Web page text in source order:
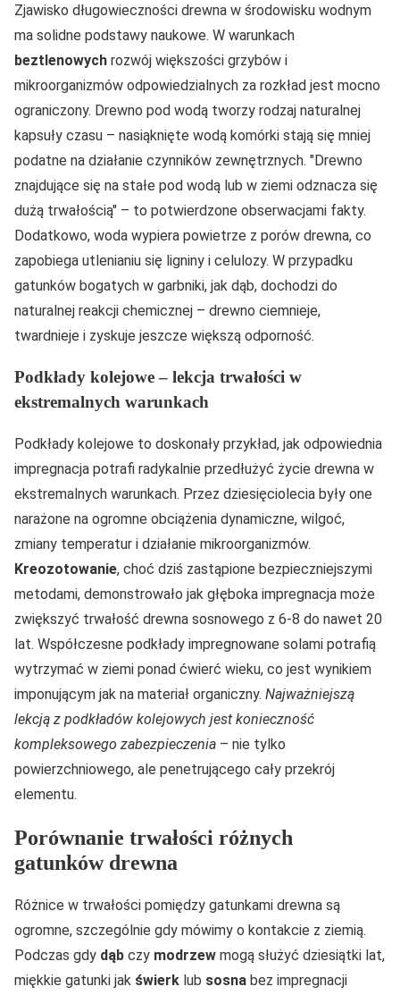
Zjawisko długowieczności drewna w środowisku wodnym
ma solidne podstawy naukowe. W warunkach
beztlenowych rozwój większości grzybów i
mikroorganizmów odpowiedzialnych za rozkład jest mocno
ograniczony. Drewno pod wodą tworzy rodzaj naturalnej
kapsuły czasu – nasiąknięte wodą komórki stają się mniej
podatne na działanie czynników zewnętrznych. Drewno
znajdujące się na stałe pod wodą lub w ziemi odznacza się
dużą trwałością – to potwierdzone obserwacjami fakty.
Dodatkowo, woda wypiera powietrze z porów drewna, co
zapobiega utlenianiu się ligniny i celulozy. W przypadku
gatunków bogatych w garbniki, jak dąb, dochodzi do
naturalnej reakcji chemicznej – drewno ciemnieje,
twardnieje i zyskuje jeszcze większą odporność.
Podkłady kolejowe – lekcja trwałości w
ekstremalnych warunkach
Podkłady kolejowe to doskonały przykład, jak odpowiednia
impregnacja potrafi radykalnie przedłużyć życie drewna w
ekstremalnych warunkach. Przez dziesięciolecia były one
narażone na ogromne obciążenia dynamiczne, wilgoć,
zmiany temperatur i działanie mikroorganizmów.
Kreozotowanie, choć dziś zastąpione bezpieczniejszymi
metodami, demonstrowało jak głęboka impregnacja może
zwiększyć trwałość drewna sosnowego z 6-8 do nawet 20
lat. Współczesne podkłady impregnowane solami potrafią
wytrzymać w ziemi ponad ćwierć wieku, co jest wynikiem
imponującym jak na materiał organiczny. Najważniejszą
lekcją z podkładów kolejowych jest konieczność
kompleksowego zabezpieczenia – nie tylko
powierzchniowego, ale penetrującego cały przekrój
elementu.
Porównanie trwałości różnych
gatunków drewna
Różnice w trwałości pomiędzy gatunkami drewna są
ogromne, szczególnie gdy mówimy o kontakcie z ziemią.
Podczas gdy dąb czy modrzew mogą służyć dziesiątki lat,
miękkie gatunki jak świerk lub sosna bez impregnacji